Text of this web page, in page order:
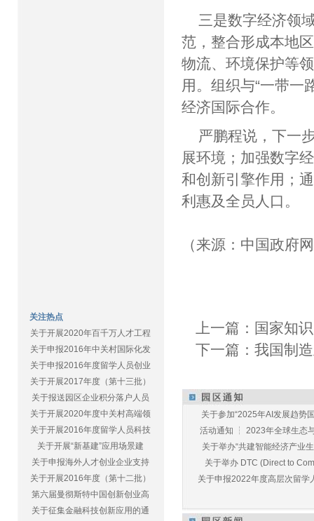
关注热点
关于开展2020年百千万人才工程
关于申报2016年中关村国际化发
关于申报2016年度留学人员创业
关于开展2017年度（第十三批）
关于报送园区企业积分落户人员
关于开展2020年度中关村高端领
关于开展2016年度留学人员科技
关于开展“新基建”应用场景建
关于申报海外人才创业企业支持
关于开展2016年度（第十二批）
第六届曼彻斯特中国创新创业高
关于征集金融科技创新应用的通
三是数字经济领
范，整合形成本地
物流、环境保护等
用。组织与“一带一
经济国际合作。
严鹏程说，下一
展环境；加强数字
和创新引擎作用；
利惠及全员人口。
（来源：中国政府
上一篇： 国家知
下一篇：我国制
关于参加“2025年AI发展趋势
活动通知 ┆ 2023年全球生态
关于举办“共建智能经济产业
关于举办 DTC (Direct to
关于申报2022年度高层次留学